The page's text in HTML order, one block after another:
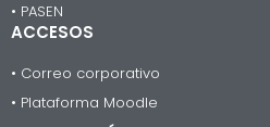
• PASEN
ACCESOS
• Correo corporativo
• Plataforma Moodle